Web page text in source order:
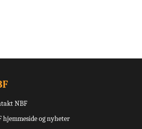
NBF
hjemmeside og nyheter